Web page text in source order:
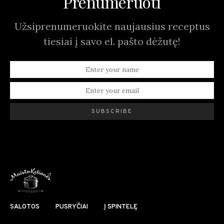
Užsiprenumeruokite naujausius receptus
tiesiai į savo el. pašto dėžutę!
SUBSCRIBE
SALOTOS PUSRYČIAI Į SPINTELĘ